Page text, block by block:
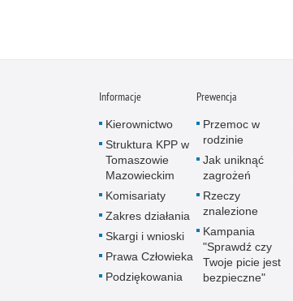
Informacje
Kierownictwo
Struktura KPP w
Tomaszowie
Mazowieckim
Komisariaty
Zakres działania
Skargi i wnioski
Prawa Człowieka
Podziękowania
Prewencja
Przemoc w
rodzinie
Jak uniknąć
zagrożeń
Rzeczy
znalezione
Kampania
"Sprawdź czy
Twoje picie jest
bezpieczne"